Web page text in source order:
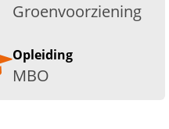
Groenvoorziening
Opleiding
MBO